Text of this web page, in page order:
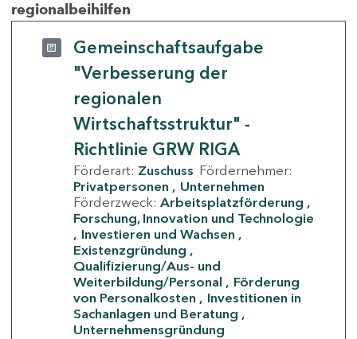
regionalbeihilfen
Gemeinschaftsaufgabe
"Verbesserung der
regionalen
Wirtschaftsstruktur" -
Richtlinie GRW RIGA
Förderart: Zuschuss Fördernehmer:
Privatpersonen
Unternehmen
Förderzweck: Arbeitsplatzförderung
Forschung, Innovation und Technologie
Investieren und Wachsen
Existenzgründung
Qualifizierung/Aus- und
Weiterbildung/Personal
Förderung
von Personalkosten
Investitionen in
Sachanlagen und Beratung
Unternehmensgründung